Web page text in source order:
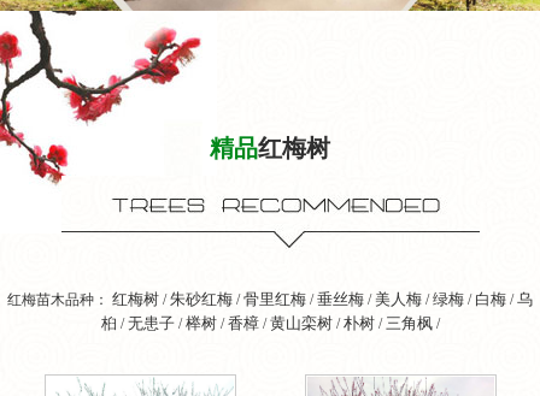
精品红梅树
红梅苗木品种： 红梅树 /朱砂红梅 /骨里红梅 /垂丝梅 /美人梅 /绿梅 / 白梅 /乌
桕 /无患子/榉树/香樟/黄山栾树/朴树/三角枫/